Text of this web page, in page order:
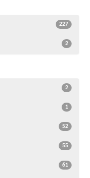
227
2
2
1
52
55
61